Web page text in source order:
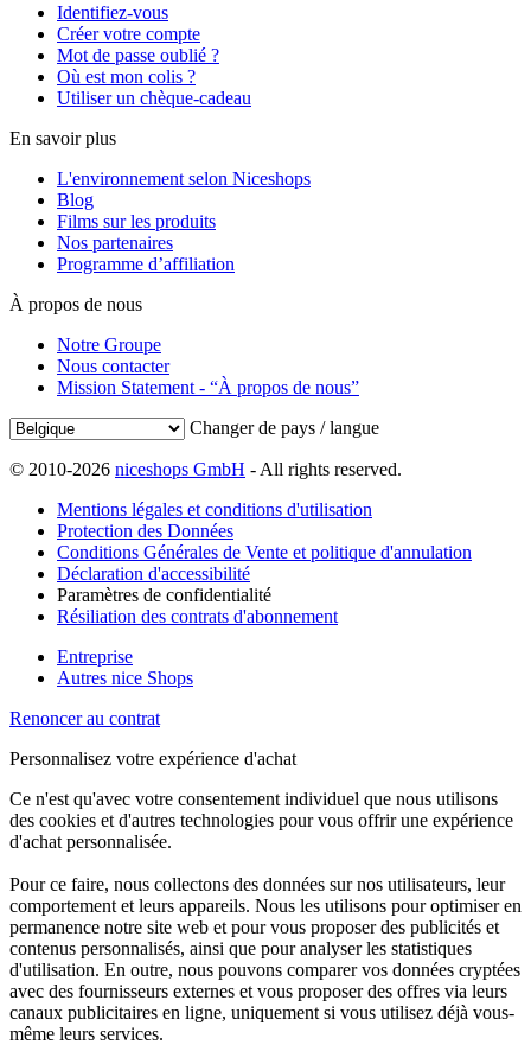
Identifiez-vous
Créer votre compte
Mot de passe oublié ?
Où est mon colis ?
Utiliser un chèque-cadeau
En savoir plus
L'environnement selon Niceshops
Blog
Films sur les produits
Nos partenaires
Programme d’affiliation
À propos de nous
Notre Groupe
Nous contacter
Mission Statement - “À propos de nous”
Changer de pays / langue
© 2010-2026 niceshops GmbH - All rights reserved.
Mentions légales et conditions d'utilisation
Protection des Données
Conditions Générales de Vente et politique d'annulation
Déclaration d'accessibilité
Paramètres de confidentialité
Résiliation des contrats d'abonnement
Entreprise
Autres nice Shops
Renoncer au contrat
Personnalisez votre expérience d'achat
Ce n'est qu'avec votre consentement individuel que nous utilisons
des cookies et d'autres technologies pour vous offrir une expérience
d'achat personnalisée.
Pour ce faire, nous collectons des données sur nos utilisateurs, leur
comportement et leurs appareils. Nous les utilisons pour optimiser en
permanence notre site web et pour vous proposer des publicités et
contenus personnalisés, ainsi que pour analyser les statistiques
d'utilisation. En outre, nous pouvons comparer vos données cryptées
avec des fournisseurs externes et vous proposer des offres via leurs
canaux publicitaires en ligne, uniquement si vous utilisez déjà vous-
même leurs services.